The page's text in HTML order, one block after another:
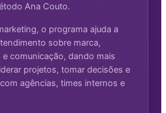
Ana Couto.
o programa ajuda a
sobre marca,
comunicação, dando mais
projetos, tomar decisões e
agências, times internos e